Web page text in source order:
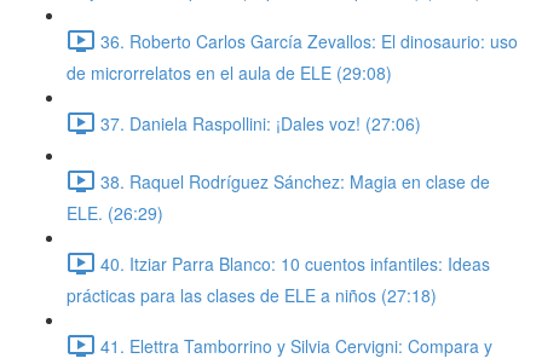
36. Roberto Carlos García Zevallos: El dinosaurio: uso
de microrrelatos en el aula de ELE (29:08)
37. Daniela Raspollini: ¡Dales voz! (27:06)
38. Raquel Rodríguez Sánchez: Magia en clase de
ELE. (26:29)
40. Itziar Parra Blanco: 10 cuentos infantiles: Ideas
prácticas para las clases de ELE a niños (27:18)
41. Elettra Tamborrino y Silvia Cervigni: Compara y